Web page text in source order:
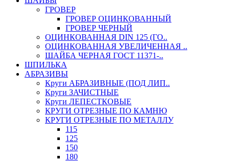
ГРОВЕР
ГРОВЕР ОЦИНКОВАННЫЙ
ГРОВЕР ЧЕРНЫЙ
ОЦИНКОВАННАЯ DIN 125 (ГО..
ОЦИНКОВАННАЯ УВЕЛИЧЕННАЯ ..
ШАЙБА ЧЕРНАЯ ГОСТ 11371-..
ШПИЛЬКА
АБРАЗИВЫ
Круги АБРАЗИВНЫЕ (ПОД ЛИП..
Круги ЗАЧИСТНЫЕ
Круги ЛЕПЕСТКОВЫЕ
КРУГИ ОТРЕЗНЫЕ ПО КАМНЮ
КРУГИ ОТРЕЗНЫЕ ПО МЕТАЛЛУ
115
125
150
180